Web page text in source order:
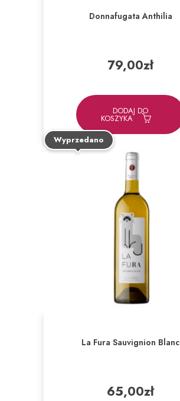
Donnafugata Anthilia
79,00zł
DODAJ DO
KOSZYKA
Wyprzedano
La Fura Sauvignion Blanc
65,00zł